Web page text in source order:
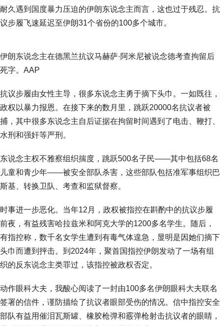
耐久遇到国度暴力压迫的伊朗东说念主而言，这也过于残忍。抗
议步履飞速延迟至伊朗31个省份的100多个城市。
伊朗东说念主在德黑兰抗议马赫萨·阿米尼被说念德考查拘留后
死字。AAP
抗议步履由女性主导，很多东说念主勇于摘下头巾。一如既往，
政权以暴力报恩。在接下来的数月里，跳跃20000名抗议者被
捕，其中很多东说念主自后证据在拘留时间遇到了电击、鞭打、
水刑和强奸等严刑。
东说念主权不雅察组织揣度，跳跃500名子民——其中包括68名
儿童和青少年——被安全部队杀害，这些部队包括准军事组织巴
斯基、转换卫队、考查和监狱督察。
时事进一步恶化。当年12月，政权被指控在斟酌中的抗议步履
前夜，有益残害哈拉兹米和阿克大学的1200多名学生。随后，
有指控称，数千名女学生遭到有毒气体遑急，显明是因她们摘下
头巾而遭到抨击。到2024年，聚首国指控伊朗发动了一场有组
织的反东说念主类罪过，该指控被政权否定。
动作眼科大夫，我酸心阅读了一封由100多名伊朗眼科大夫联名
签署的信件，谨防描绘了抗议者眼部受伤的情况。信中指控安全
部队有益用催泪瓦斯罐、橡胶枪弹和霰弹枪射击抗议者的眼睛，